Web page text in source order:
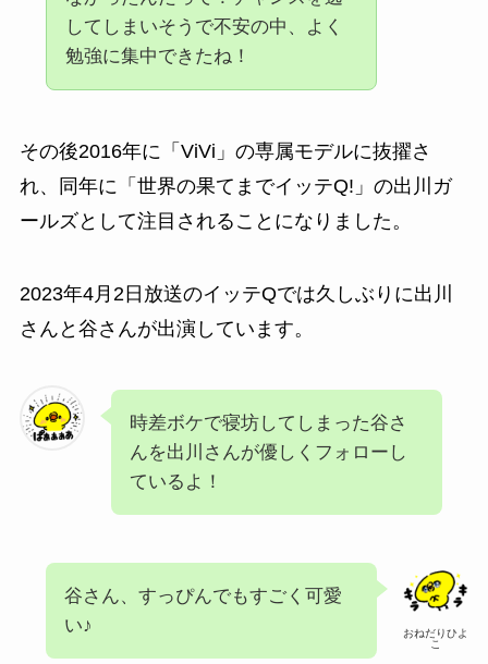
してしまいそうで不安の中、よく
勉強に集中できたね！
その後2016年に「ViVi」の専属モデルに抜擢さ
れ、同年に「世界の果てまでイッテQ!」の出川ガ
ールズとして注目されることになりました。
2023年4月2日放送のイッテQでは久しぶりに出川
さんと谷さんが出演しています。
時差ボケで寝坊してしまった谷さ
んを出川さんが優しくフォローし
ているよ！
おねだりひよ
こ
谷さん、すっぴんでもすごく可愛
い♪